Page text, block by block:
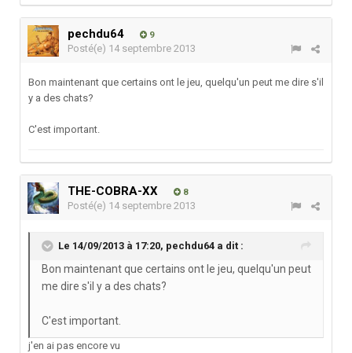
pechdu64 9
Posté(e) 14 septembre 2013
Bon maintenant que certains ont le jeu, quelqu'un peut me dire s'il
y a des chats?
C'est important.
THE-COBRA-XX 8
Posté(e) 14 septembre 2013
Le 14/09/2013 à 17:20, pechdu64 a dit :
Bon maintenant que certains ont le jeu, quelqu'un peut
me dire s'il y a des chats?
C'est important.
j'en ai pas encore vu